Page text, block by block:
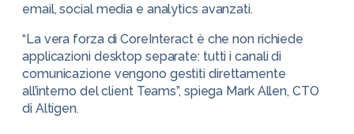
email, social media e analytics avanzati.
“La vera forza di CoreInteract è che non richiede
applicazioni desktop separate: tutti i canali di
comunicazione vengono gestiti direttamente
all’interno del client Teams”, spiega Mark Allen, CTO
di Altigen.